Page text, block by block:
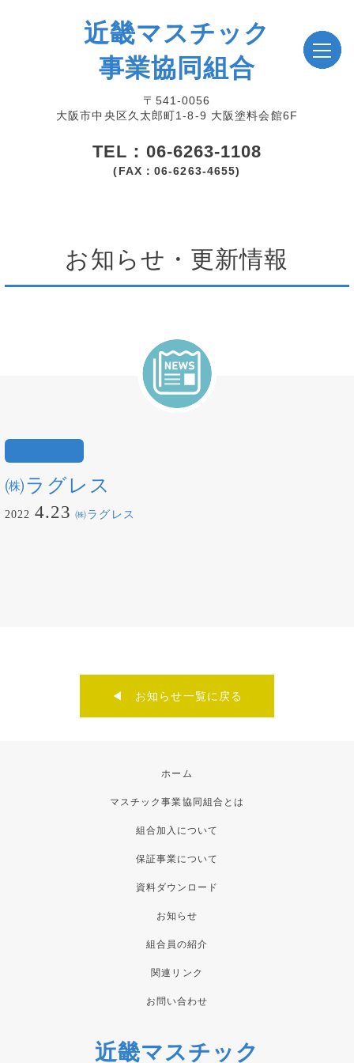
近畿マスチック
事業協同組合
〒541-0056
大阪市中央区久太郎町1-8-9 大阪塗料会館6F
TEL：06-6263-1108
(FAX：06-6263-4655)
お知らせ・更新情報
㈱ラグレス
2022 4.23 ㈱ラグレス
◀︎ お知らせ一覧に戻る
ホーム
マスチック事業協同組合とは
組合加入について
保証事業について
資料ダウンロード
お知らせ
組合員の紹介
関連リンク
お問い合わせ
近畿マスチック